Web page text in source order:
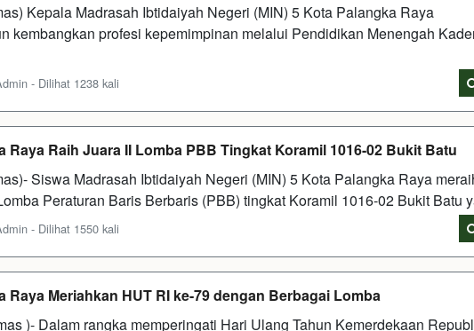
Kepala Madrasah Ibtidaiyah Negeri (MIN) 5 Kota Palangka Raya
kembangkan profesi kepemimpinan melalui Pendidikan Menengah
- Dilihat 1238 kali
Raya Raih Juara II Lomba PBB Tingkat Koramil 1016-02 Bukit Batu
Siswa Madrasah Ibtidaiyah Negeri (MIN) 5 Kota Palangka Raya
Peraturan Baris Berbaris (PBB) tingkat Koramil 1016-02 Bukit Batu
- Dilihat 1550 kali
Raya Meriahkan HUT RI ke-79 dengan Berbagai Lomba
)- Dalam rangka memperingati Hari Ulang Tahun Kemerdekaan